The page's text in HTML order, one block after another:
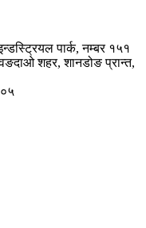
पार्क, नम्बर १५१
शहर, शानडोङ प्रान्त,